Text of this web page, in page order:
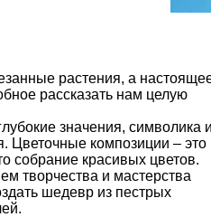
растения, а
рассказать нам целую
значения, символика
Цветочные композиции – это
собрание красивых цветов.
творчества и мастерства
шедевр из пестрых